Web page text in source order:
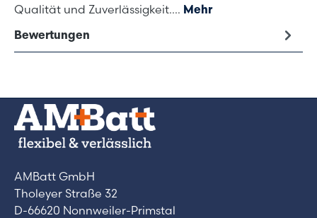
Qualität und Zuverlässigkeit.… Mehr
Bewertungen
AMBatt GmbH
Tholeyer Straße 32
D-66620 Nonnweiler-Primstal